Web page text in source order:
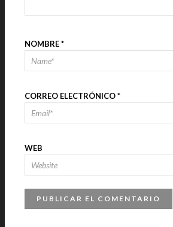
NOMBRE*
CORREO ELECTRÓNICO*
WEB